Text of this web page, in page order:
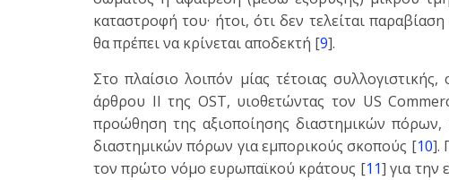
καταστροφή του· ήτοι, ότι δεν τελείται
θα πρέπει να κρίνεται αποδεκτή [9].
Στο πλαίσιο λοιπόν μίας τέτοιας
άρθρου ΙΙ της OST, υιοθετώντας τον US
προώθηση της αξιοποίησης διαστημικών
διαστημικών πόρων για εμπορικούς σκοπούς [10].
τον πρώτο νόμο ευρωπαϊκού κράτους [11] για την